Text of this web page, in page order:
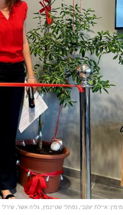
מימין: איילת יעקבי, נפתלי שטיינמץ, גליה אשר, שירלי